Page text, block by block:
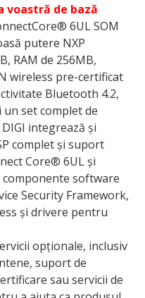
voastră de bază
6UL SOM
putere NXP
RAM de 256MB,
wireless pre-certificat
Bluetooth 4.2,
un set complet de
integrează și
complet și suport
Core® 6UL și
componente software
Security Framework,
și drivere pentru
opționale, inclusiv
suport de
sau servicii de